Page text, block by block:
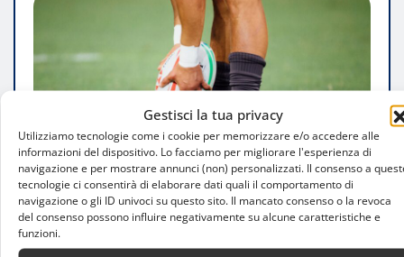
Gestisci la tua privacy
Utilizziamo tecnologie come i cookie per memorizzare e/o accedere alle
informazioni del dispositivo. Lo facciamo per migliorare l'esperienza di
navigazione e per mostrare annunci (non) personalizzati. Il consenso a
tecnologie ci consentirà di elaborare dati quali il comportamento di
navigazione o gli ID univoci su questo sito. Il mancato consenso o la revoca
del consenso possono influire negativamente su alcune caratteristiche e
funzioni.
ATTUALITÀ